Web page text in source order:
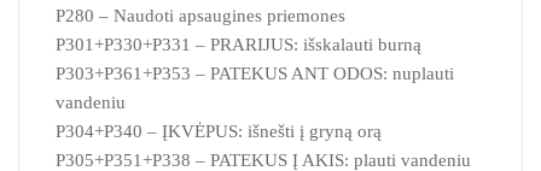
P280 – Naudoti apsaugines priemones
P301+P330+P331 – PRARIJUS: išskalauti burną
P303+P361+P353 – PATEKUS ANT ODOS: nuplauti
vandeniu
P304+P340 – ĮKVĖPUS: išnešti į gryną orą
P305+P351+P338 – PATEKUS Į AKIS: plauti vandeniu